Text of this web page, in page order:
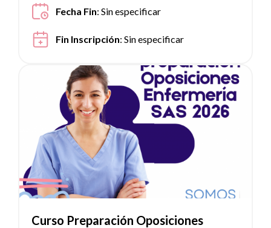
Fecha Fin:Sin especificar
Fin Inscripción:Sin especificar
Curso Preparación Oposiciones
Ver noticia